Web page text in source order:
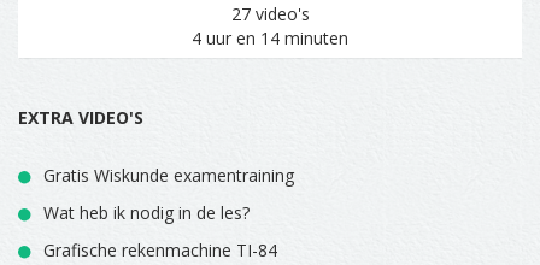
27 video's
4 uur en 14 minuten
EXTRA VIDEO'S
Gratis Wiskunde examentraining
Wat heb ik nodig in de les?
Grafische rekenmachine TI-84